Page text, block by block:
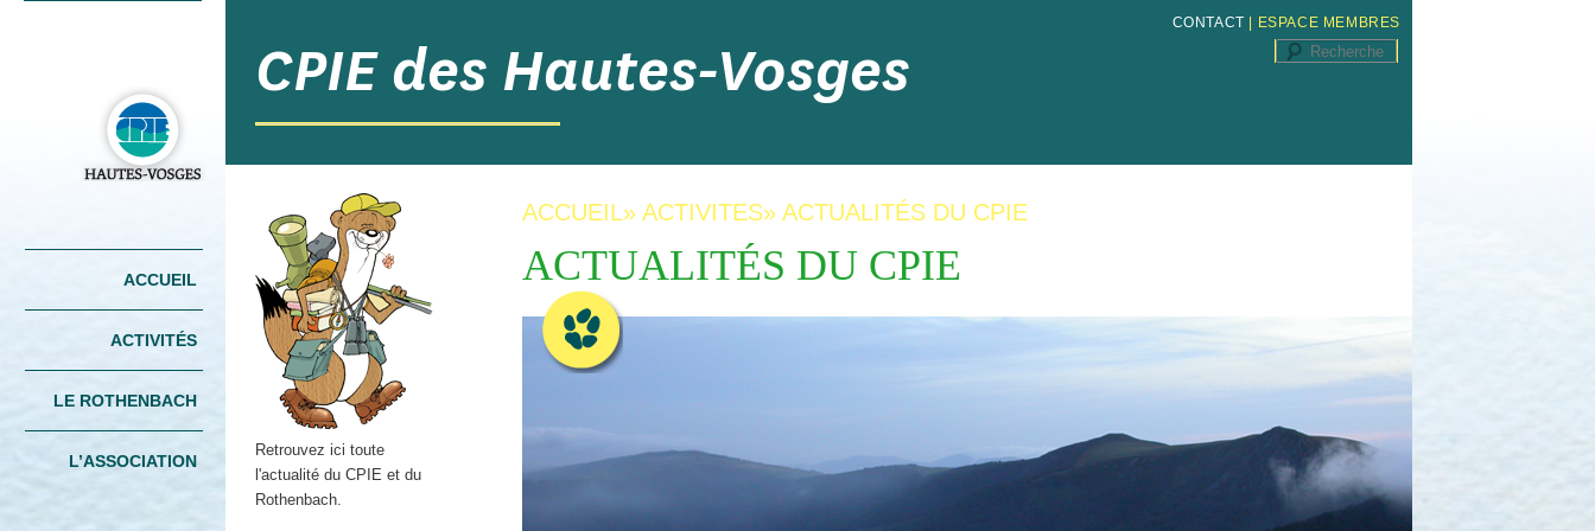
ALLER AU
CONTENU
PRINCIPAL
ALLER AU
CONTENU
SECONDAIRE
ACCUEIL
ACTIVITÉS
LE ROTHENBACH
L’ASSOCIATION
CPIE des Hautes-Vosges
CONTACT ESPACE MEMBRES
ACCUEIL» ACTIVITES» ACTUALITÉS DU CPIE
ACTUALITÉS DU CPIE
Retrouvez ici toute
l'actualité du CPIE et du
Rothenbach.